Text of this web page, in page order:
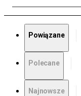
Powiązane
Polecane
Najnowsze